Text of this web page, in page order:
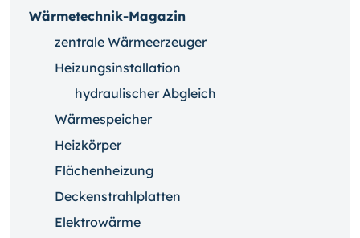
Wärmetechnik-Magazin
zentrale Wärmeerzeuger
Heizungsinstallation
hydraulischer Abgleich
Wärmespeicher
Heizkörper
Flächenheizung
Deckenstrahlplatten
Elektrowärme